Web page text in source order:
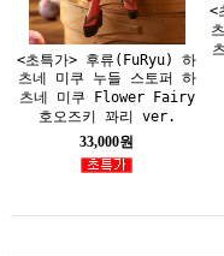
<초특가> 후류(FuRyu) 하
츠네 미쿠 누들 스토퍼 하
츠네 미쿠 Flower Fairy
호오즈키 꽈리 ver.
33,000원
<